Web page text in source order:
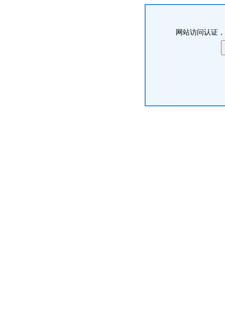
网站访问认证